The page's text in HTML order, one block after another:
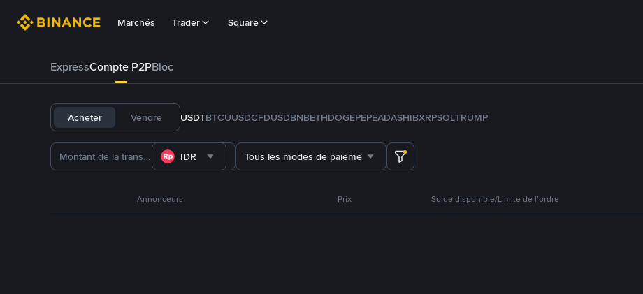
Marchés Trader Square
ExpressCompte P2PBloc
Acheter Vendre USDTBTCUUSDCFDUSDBNBETHDOGEPEPEADASHIBXRPSOLTRUMP
IDR Tous les modes de paiement
Annonceurs Prix Solde disponible/Limite de l’ordre